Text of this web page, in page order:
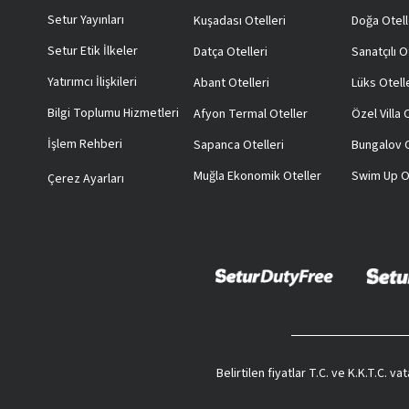
Setur Yayınları
Setur Etik İlkeler
Yatırımcı İlişkileri
Bilgi Toplumu Hizmetleri
İşlem Rehberi
Çerez Ayarları
Kuşadası Otelleri
Datça Otelleri
Abant Otelleri
Afyon Termal Oteller
Sapanca Otelleri
Muğla Ekonomik Oteller
Doğa
Sanatçılı
Lüks
Özel Villa
Bungalov
Swim Up
Belirtilen fiyatlar T.C. ve K.K.T.C.